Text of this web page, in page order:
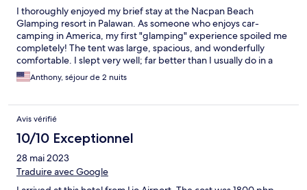
I thoroughly enjoyed my brief stay at the Nacpan Beach
Glamping resort in Palawan. As someone who enjoys car-
camping in America, my first "glamping" experience spoiled me
completely! The tent was large, spacious, and wonderfully
comfortable. I slept very well; far better than I usually do in a
standard hotel room. The staff were very friendly, attentive, and
helpful. They were able to organize transportation for me to and
halfway down the island, on a moment's notice (owing to my
disorganization). The restaurant was great and very reasonably
priced. And you CANNOT beat the setting. Nacpan beach is
spectacular! I would definitely recommend staying here to
anyone and I'm sad I was only able to stay for a short period of
time.
Anthony, séjour de 2 nuits
Avis vérifié
10/10 Exceptionnel
28 mai 2023
Traduire avec Google